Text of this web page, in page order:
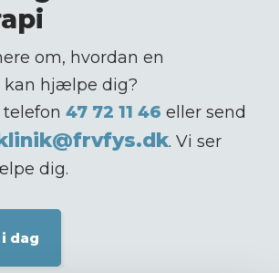
om, hvordan en
kan hjælpe dig?
telefon47 72 11 46 eller send
. Vi ser
dig.​
dag​